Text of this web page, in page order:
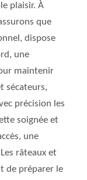
plaisir. À
que
dispose
une
maintenir
sécateurs,
précision les
soignée et
une
râteaux et
de préparer le